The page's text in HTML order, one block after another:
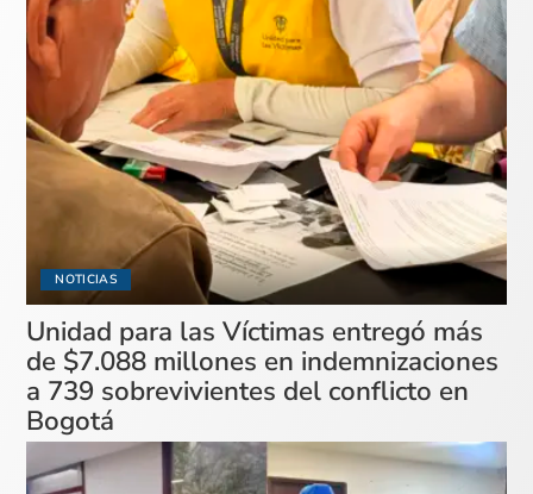
NOTICIAS
Unidad para las Víctimas entregó más
de $7.088 millones en indemnizaciones
a 739 sobrevivientes del conflicto en
Bogotá